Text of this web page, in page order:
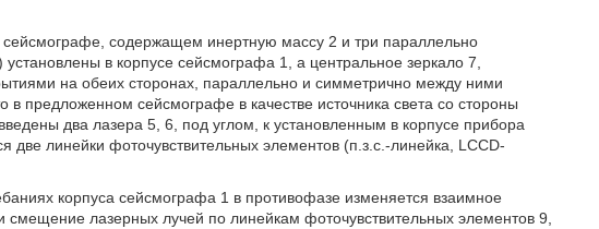
сейсмографе, содержащем инертную массу 2 и три параллельно
в корпусе сейсмографа 1, а центральное зеркало 7,
на обеих сторонах, параллельно и симметрично между ними
в предложенном сейсмографе в качестве источника света со стороны
два лазера 5, 6, под углом, к установленным в корпусе прибора
две линейки фоточувствительных элементов (п.з.с.-линейка, LCCD-
корпуса сейсмографа 1 в противофазе изменяется взаимное
смещение лазерных лучей по линейкам фоточувствительных элементов 9,